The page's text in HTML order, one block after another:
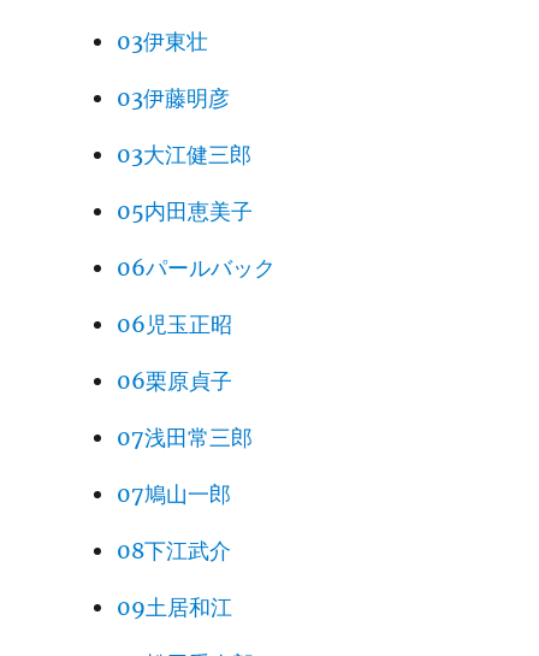
03伊東壮
03伊藤明彦
03大江健三郎
05内田恵美子
06パールバック
06児玉正昭
06栗原貞子
07浅田常三郎
07鳩山一郎
08下江武介
09土居和江